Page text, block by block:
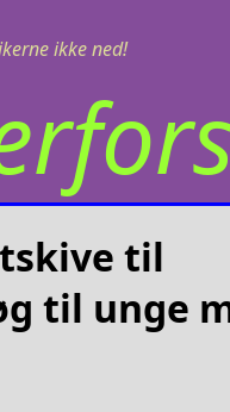
ikke ned!
til
til unge